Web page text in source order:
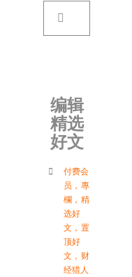
编辑
精选
好文
付费会
员 ， 專
欄 ， 精
选好
文 ， 置
顶好
文 ， 财
经猎人